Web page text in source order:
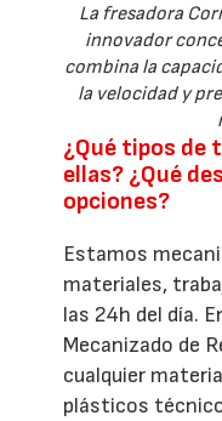
La fresadora
innovador
combina la
la velocidad y
¿Qué tipos de
ellas? ¿Qué
opciones?
Estamos
materiales,
las 24h del día.
Mecanizado de
cualquier
plásticos